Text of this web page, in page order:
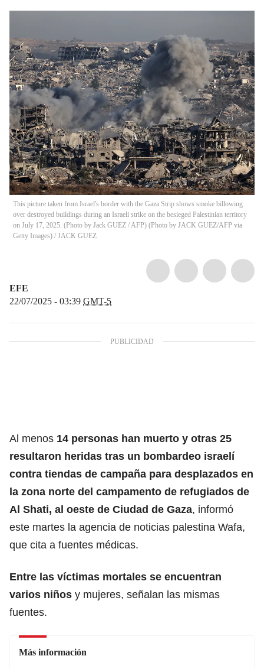
This picture taken from Israel's border with the Gaza Strip shows smoke billowing
over destroyed buildings during an Israeli strike on the besieged Palestinian territory
on July 17, 2025. (Photo by Jack GUEZ / AFP) (Photo by JACK GUEZ/AFP via
Getty Images) / JACK GUEZ
EFE
22/07/2025 - 03:39 GMT-5
Al menos 14 personas han muerto y otras 25
resultaron heridas tras un bombardeo israelí
contra tiendas de campaña para desplazados en
la zona norte del campamento de refugiados de
Al Shati, al oeste de Ciudad de Gaza, informó
este martes la agencia de noticias palestina Wafa,
que cita a fuentes médicas.
Entre las víctimas mortales se encuentran
varios niños y mujeres, señalan las mismas
fuentes.
Más información